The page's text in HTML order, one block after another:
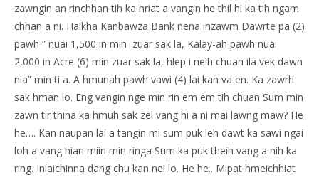
zawngin an rinchhan tih ka hriat a vangin he thil hi ka tih ngam
chhan a ni. Halkha Kanbawza Bank nena inzawm Dawrte pa (2)
pawh ” nuai 1,500 in min zuar sak la, Kalay-ah pawh nuai
2,000 in Acre (6) min zuar sak la, hlep i neih chuan ila vek dawn
nia” min ti a. A hmunah pawh vawi (4) lai kan va en. Ka zawrh
sak hman lo. Eng vangin nge min rin em em tih chuan Sum min
zawn tir thina ka hmuh sak zel vang hi a ni mai lawng maw? He
he…. Kan naupan lai a tangin mi sum puk leh dawt ka sawi ngai
loh a vang hian miin min ringa Sum ka puk theih vang a nih ka
ring. Inlaichinna dang chu kan nei lo. He he.. Mipat hmeichhiat